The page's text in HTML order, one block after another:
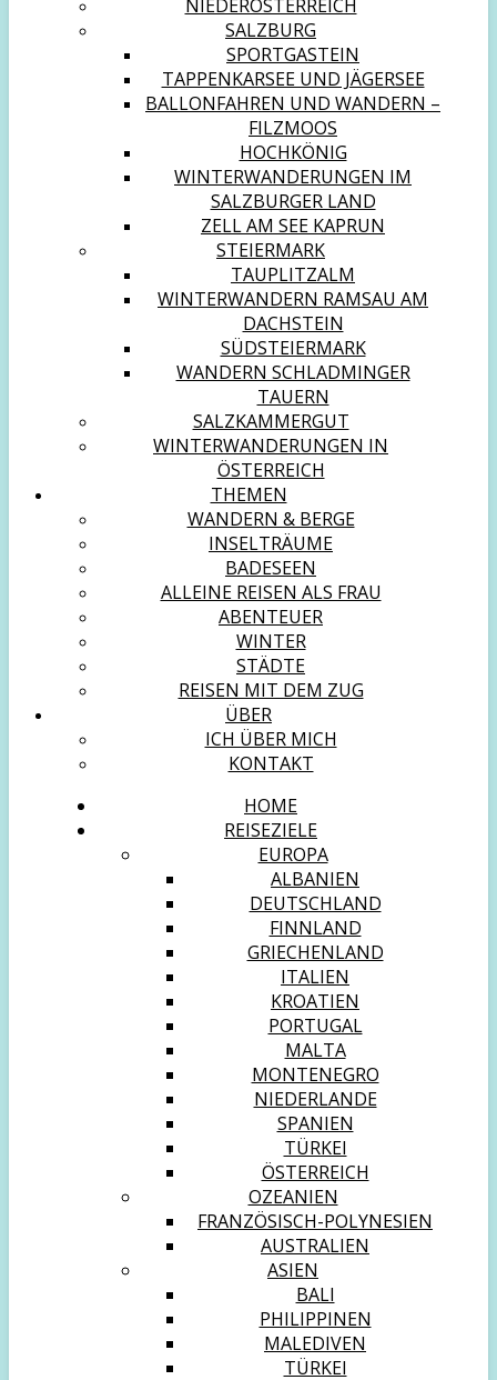
NIEDERÖSTERREICH
SALZBURG
SPORTGASTEIN
TAPPENKARSEE UND JÄGERSEE
BALLONFAHREN UND WANDERN –
FILZMOOS
HOCHKÖNIG
WINTERWANDERUNGEN IM
SALZBURGER LAND
ZELL AM SEE KAPRUN
STEIERMARK
TAUPLITZALM
WINTERWANDERN RAMSAU AM
DACHSTEIN
SÜDSTEIERMARK
WANDERN SCHLADMINGER
TAUERN
SALZKAMMERGUT
WINTERWANDERUNGEN IN
ÖSTERREICH
THEMEN
WANDERN & BERGE
INSELTRÄUME
BADESEEN
ALLEINE REISEN ALS FRAU
ABENTEUER
WINTER
STÄDTE
REISEN MIT DEM ZUG
ÜBER
ICH ÜBER MICH
KONTAKT
HOME
REISEZIELE
EUROPA
ALBANIEN
DEUTSCHLAND
FINNLAND
GRIECHENLAND
ITALIEN
KROATIEN
PORTUGAL
MALTA
MONTENEGRO
NIEDERLANDE
SPANIEN
TÜRKEI
ÖSTERREICH
OZEANIEN
FRANZÖSISCH-POLYNESIEN
AUSTRALIEN
ASIEN
BALI
PHILIPPINEN
MALEDIVEN
TÜRKEI